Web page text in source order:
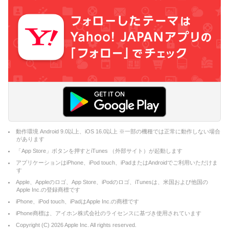
動作環境 Android 9.0以上、iOS 16.0以上 ※一部の機種では正常に動作しない場合
があります
「App Store」ボタンを押すとiTunes （外部サイト）が起動します
アプリケーションはiPhone、iPod touch、iPadまたはAndroidでご利用いただけま
す
Apple、Appleのロゴ、App Store、iPodのロゴ、iTunesは、米国および他国の
Apple Inc.の登録商標です
iPhone、iPod touch、iPadはApple Inc.の商標です
iPhone商標は、アイホン株式会社のライセンスに基づき使用されています
Copyright (C) 2026Apple Inc. All rights reserved.